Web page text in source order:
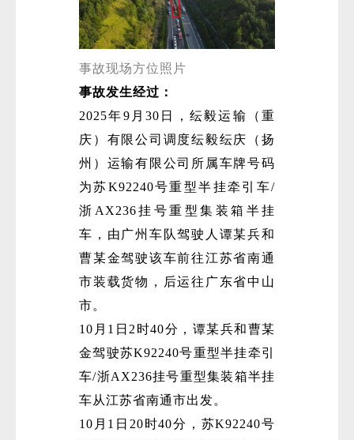
事故现场方位照片
事故发生经过：
2025年9月30日，纭毅运输（重
庆）有限公司调度纭毅纭庆（扬
州）运输有限公司所属车牌号码
为苏K92240号重型半挂牵引车/
浙AX236挂号重型集装箱半挂
车，由广州车队驾驶人谭某兵和
曹某金驾驶该车前往江苏省南通
市装载货物，后运往广东省中山
市。
10月1日2时40分，谭某兵和曹某
金驾驶苏K92240号重型半挂牵引
车/浙AX236挂号重型集装箱半挂
车从江苏省南通市出发。
10月1日20时40分，苏K92240号